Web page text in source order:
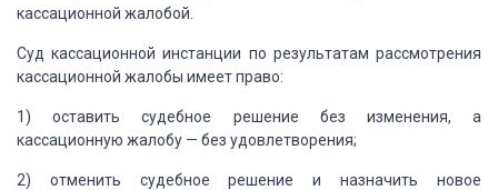
кассационной жалобой.
Суд кассационной инстанции по результатам рассмотрения
кассационной жалобы имеет право:
1) оставить судебное решение без изменения, а
кассационную жалобу — без удовлетворения;
2) отменить судебное решение и назначить новое